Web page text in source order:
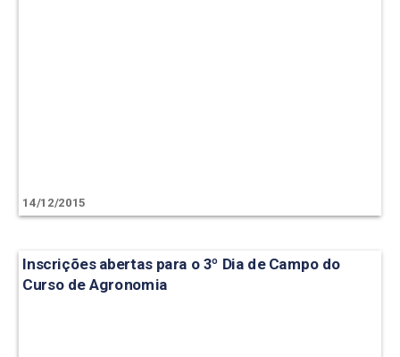
14/12/2015
Inscrições abertas para o 3º Dia de Campo do
Curso de Agronomia